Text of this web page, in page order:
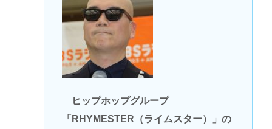
ヒップホップグループ
「RHYMESTER（ライムスター）」の